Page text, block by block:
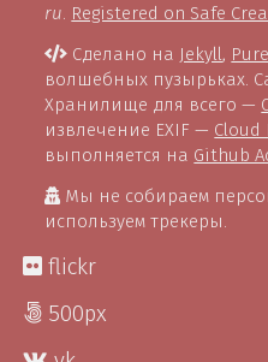
ru Registered on Safe
Сделано на Jekyll,
волшебных пузырьках.
Хранилище для всего —
извлечение EXIF — Cloud
выполняется на Github
Мы не собираем
используем трекеры.
flickr
500px